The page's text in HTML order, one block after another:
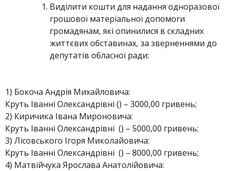
Виділити кошти для надання одноразової
грошової матеріальної допомоги
громадянам, які опинилися в складних
життєвих обставинах, за зверненнями до
депутатів обласної ради:
1) Бокоча Андрія Михайловича:
Круть Іванні Олександрівні () – 3000,00 гривень;
2) Киричика Івана Мироновича:
Круть Іванні Олександрівні () – 5000,00 гривень;
3) Лісовського Ігоря Миколайовича:
Круть Іванні Олександрівні () – 8000,00 гривень;
4) Матвійчука Ярослава Анатолійовича: